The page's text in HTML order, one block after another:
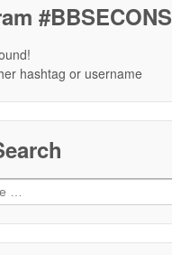
#BBSECONS
hashtag or username